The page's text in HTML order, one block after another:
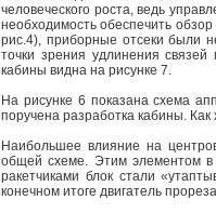
человеческого роста, ведь
необходимость обеспечить
рис.4), приборные отсеки были
точки зрения удлинения
кабины видна на рисунке 7.
На рисунке 6 показана схема
поручена разработка кабины.
Наибольшее влияние на
общей схеме. Этим элементом в
ракетчиками блок стали
конечном итоге двигатель